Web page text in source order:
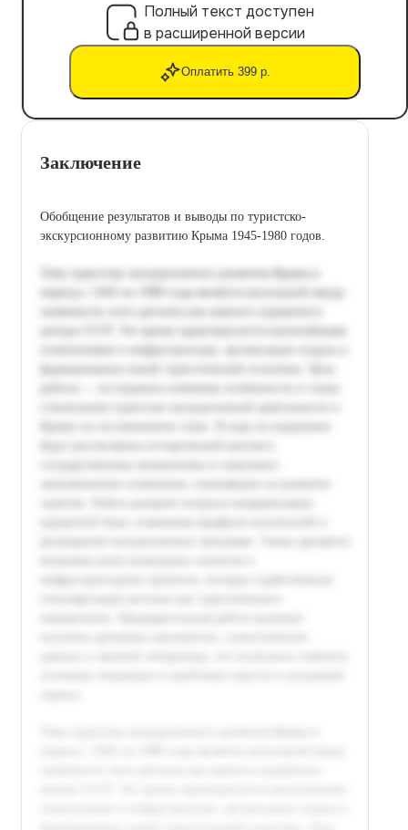
Полный текст доступен
в расширенной версии
Оплатить 399 р.
Заключение
Обобщение результатов и выводы по туристско-
экскурсионному развитию Крыма 1945-1980 годов.